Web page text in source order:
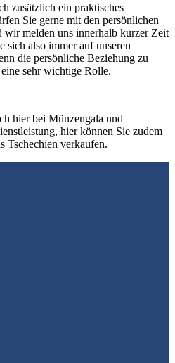
zusätzlich ein praktisches
Sie gerne mit den persönlichen
wir melden uns innerhalb kurzer Zeit
sich also immer auf unseren
die persönliche Beziehung zu
sehr wichtige Rolle.
hier bei Münzengala und
hier können Sie zudem
Tschechien verkaufen.